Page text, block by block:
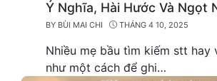
Ý Nghĩa, Hài Hước Và Ngọt
Nhất
BY BÙI MAI CHI THÁNG 4 10, 2025
Nhiều mẹ bầu tìm kiếm stt hay
như một cách để ghi…